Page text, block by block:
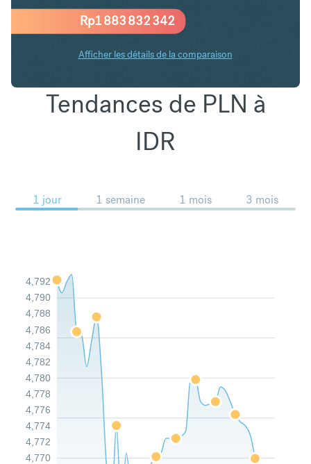
Rp1 883 832 342
Afficher les détails de la comparaison
Tendances de PLN à
IDR
1 jour 1 semaine 1 mois 3 mois
4,770
4,772
4,774
4,776
4,778
4,780
4,782
4,784
4,786
4,788
4,790
4,792